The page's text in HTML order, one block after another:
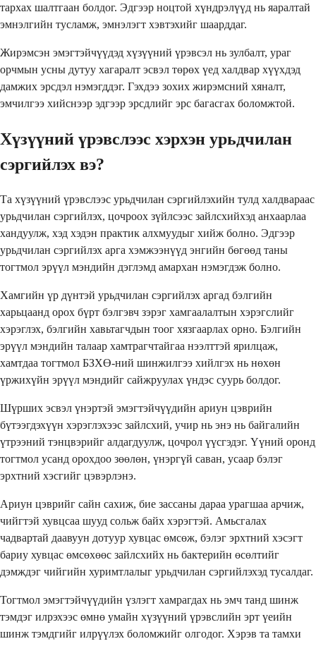
тархах шалтгаан болдог. Эдгээр ноцтой хүндрэлүүд нь яаралтай
эмнэлгийн тусламж, эмнэлэгт хэвтэхийг шаарддаг.
Жирэмсэн эмэгтэйчүүдэд хүзүүний үрэвсэл нь зулбалт, ураг
орчмын усны дутуу хагаралт эсвэл төрөх үед халдвар хүүхдэд
дамжих эрсдэл нэмэгддэг. Гэхдээ зохих жирэмсний хяналт,
эмчилгээ хийснээр эдгээр эрсдлийг эрс багасгах боломжтой.
Хүзүүний үрэвслээс хэрхэн урьдчилан
сэргийлэх вэ?
Та хүзүүний үрэвслээс урьдчилан сэргийлэхийн тулд халдвараас
урьдчилан сэргийлэх, цочроох зүйлсээс зайлсхийхэд анхаарлаа
хандуулж, хэд хэдэн практик алхмуудыг хийж болно. Эдгээр
урьдчилан сэргийлэх арга хэмжээнүүд энгийн бөгөөд таны
тогтмол эрүүл мэндийн дэглэмд амархан нэмэгдэж болно.
Хамгийн үр дүнтэй урьдчилан сэргийлэх аргад бэлгийн
харьцаанд орох бүрт бэлгэвч зэрэг хамгаалалтын хэрэгслийг
хэрэглэх, бэлгийн хавьтагчдын тоог хязгаарлах орно. Бэлгийн
эрүүл мэндийн талаар хамтрагчтайгаа нээлттэй ярилцаж,
хамтдаа тогтмол БЗХӨ-ний шинжилгээ хийлгэх нь нөхөн
үржихүйн эрүүл мэндийг сайжруулах үндэс суурь болдог.
Шүрших эсвэл үнэртэй эмэгтэйчүүдийн ариун цэврийн
бүтээгдэхүүн хэрэглэхээс зайлсхий, учир нь энэ нь байгалийн
үтрээний тэнцвэрийг алдагдуулж, цочрол үүсгэдэг. Үүний оронд
тогтмол усанд орохдоо зөөлөн, үнэргүй саван, усаар бэлэг
эрхтний хэсгийг цэвэрлэнэ.
Ариун цэврийг сайн сахиж, бие зассаны дараа урагшаа арчиж,
чийгтэй хувцсаа шууд сольж байх хэрэгтэй. Амьсгалах
чадвартай даавуун дотуур хувцас өмсөж, бэлэг эрхтний хэсэгт
бариу хувцас өмсөхөөс зайлсхийх нь бактерийн өсөлтийг
дэмждэг чийгийн хуримтлалыг урьдчилан сэргийлэхэд тусалдаг.
Тогтмол эмэгтэйчүүдийн үзлэгт хамрагдах нь эмч танд шинж
тэмдэг илрэхээс өмнө умайн хүзүүний үрэвслийн эрт үеийн
шинж тэмдгийг илрүүлэх боломжийг олгодог. Хэрэв та тамхи